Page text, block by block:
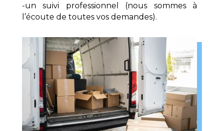
-un suivi professionnel (nous sommes à
l’écoute de toutes vos demandes).